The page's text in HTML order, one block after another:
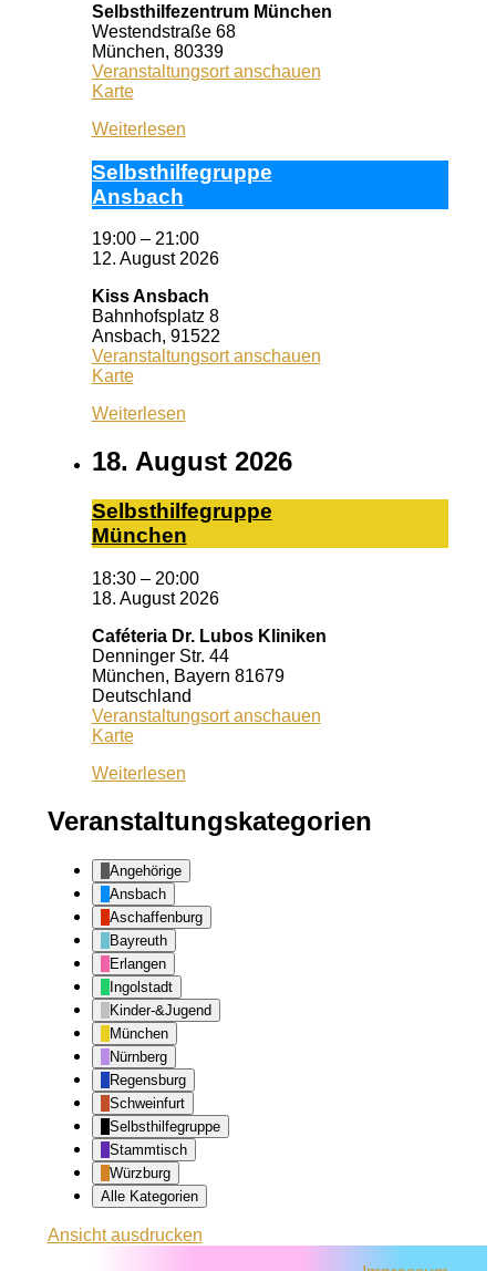
Selbsthilfezentrum München
Westendstraße 68
München, 80339
Veranstaltungsort anschauen
KarteSelbsthilfezentrum
Weiterlesen
Selbst­hil­fe­grup­pe
Ans­bach
19:00 – 21:00
12. August 2026
Kiss Ansbach
Bahnhofsplatz 8
Ansbach, 91522
Veranstaltungsort anschauen
KarteKiss
Weiterlesen
18. August 2026
Selbst­hil­fe­grup­pe
Mün­chen
18:30 – 20:00
18. August 2026
Caféteria Dr. Lubos Kliniken
Denninger Str. 44
München, Bayern 81679
Deutschland
Veranstaltungsort anschauen
KarteCaféteria
Lubos
Weiterlesen
Veranstaltungskategorien
Angehörige
Ansbach
Aschaffenburg
Bayreuth
Erlangen
Ingolstadt
Kinder-&Jugend
München
Nürnberg
Regensburg
Schweinfurt
Selbsthilfegruppe
Stammtisch
Würzburg
Alle Kategorien
Ansichtausdrucken